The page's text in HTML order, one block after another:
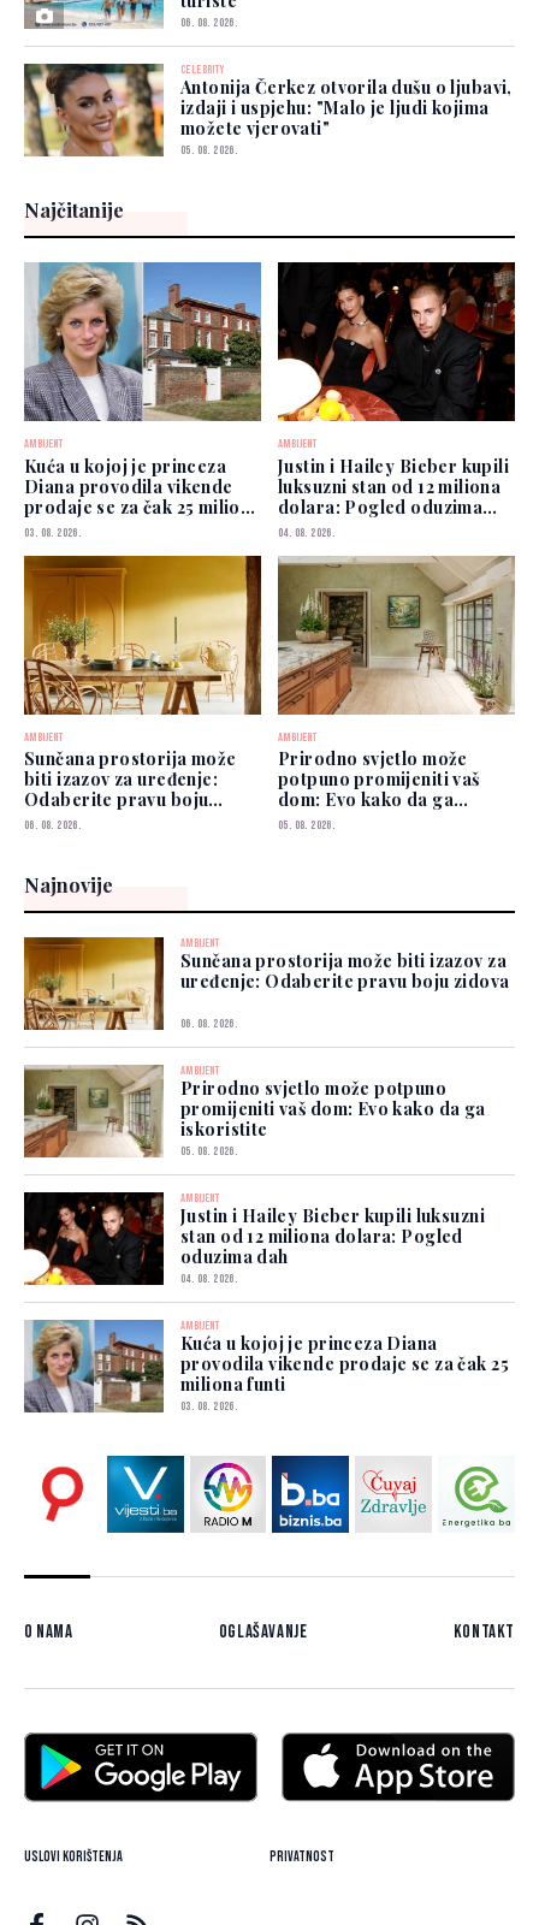
06. 08. 2026.
CELEBRITY
Antonija Čerkez otvorila dušu o ljubavi,
izdaji i uspjehu: "Malo je ljudi kojima
možete vjerovati"
05. 08. 2026.
Najčitanije
AMBIJENT
Kuća u kojoj je princeza
Diana provodila vikende
prodaje se za čak 25 miliona
funti
03. 08. 2026.
AMBIJENT
Justin i Hailey Bieber kupili
luksuzni stan od 12 miliona
dolara: Pogled oduzima
dah
04. 08. 2026.
AMBIJENT
Sunčana prostorija može
biti izazov za uređenje:
Odaberite pravu boju
zidova
06. 08. 2026.
AMBIJENT
Prirodno svjetlo može
potpuno promijeniti vaš
dom: Evo kako da ga
iskoristite
05. 08. 2026.
Najnovije
AMBIJENT
Sunčana prostorija može biti izazov za
uređenje: Odaberite pravu boju zidova
06. 08. 2026.
AMBIJENT
Prirodno svjetlo može potpuno
promijeniti vaš dom: Evo kako da ga
iskoristite
05. 08. 2026.
AMBIJENT
Justin i Hailey Bieber kupili luksuzni
stan od 12 miliona dolara: Pogled
oduzima dah
04. 08. 2026.
AMBIJENT
Kuća u kojoj je princeza Diana
provodila vikende prodaje se za čak 25
miliona funti
03. 08. 2026.
O nama Oglašavanje Kontakt
Uslovi korištenja Privatnost